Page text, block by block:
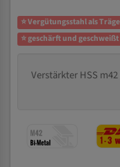
⭐ Vergütungsstahl als
⭐ geschärft und geschweißt
Verstärkter HSS